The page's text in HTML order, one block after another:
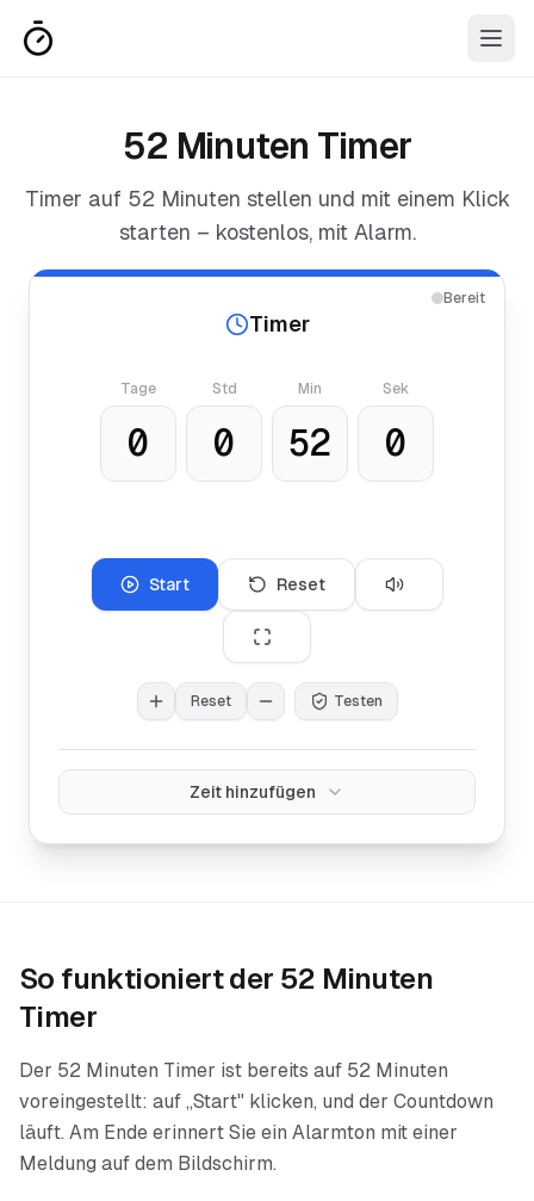
52 Minuten Timer
Timer auf 52 Minuten stellen und mit einem Klick
starten – kostenlos, mit Alarm.
Bereit
Timer
Tage Std Min Sek
Start Reset
Reset Testen
Zeit hinzufügen
So funktioniert der 52 Minuten
Timer
Der 52 Minuten Timer ist bereits auf 52 Minuten
voreingestellt: auf „Start" klicken, und der Countdown
läuft. Am Ende erinnert Sie ein Alarmton mit einer
Meldung auf dem Bildschirm.